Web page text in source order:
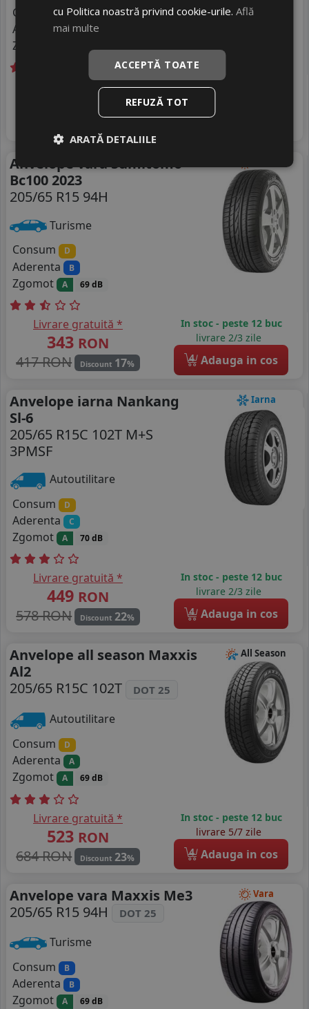
Consum D
Aderenta C
Zgomot
Livrare gratuită *
Ultimele 2 bucati!
4 Adauga in cos
Anvelope vara Sumitomo
Bc100 2023
205/65 R15 94H
Turisme
Consum
D
Aderenta B
Zgomot A 69 dB
Livrare gratuită *
343 RON
417 RON
Discount 17%
In stoc - peste 12 buc
livrare 2/3 zile
4 Adauga in cos
Iarna
Anvelope iarna Nankang
Sl-6
205/65 R15C 102T M+S
3PMSF
Autoutilitare
Consum
D
Aderenta C
Zgomot A 70 dB
Livrare gratuită *
449 RON
578 RON
Discount 22%
In stoc - peste 12 buc
livrare 2/3 zile
4 Adauga in cos
All Season
Anvelope all season Maxxis
Al2
205/65 R15C 102T
DOT 25
Autoutilitare
Consum
D
Aderenta A
Zgomot A 69 dB
Livrare gratuită *
523 RON
684 RON
Discount 23%
In stoc - peste 12 buc
livrare 5/7 zile
4 Adauga in cos
Vara
Anvelope vara Maxxis Me3
205/65 R15 94H
DOT 25
Turisme
Consum
B
Aderenta B
Zgomot A 69 dB
cu Politica noastră privind cookie-urile.Află
mai multe
ACCEPTĂ TOATE
REFUZĂ TOT
ARATĂ DETALIILE